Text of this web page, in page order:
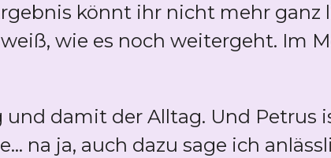
könnt ihr nicht mehr ganz
wie es noch weitergeht. Im
damit der Alltag. Und Petrus
na ja, auch dazu sage ich